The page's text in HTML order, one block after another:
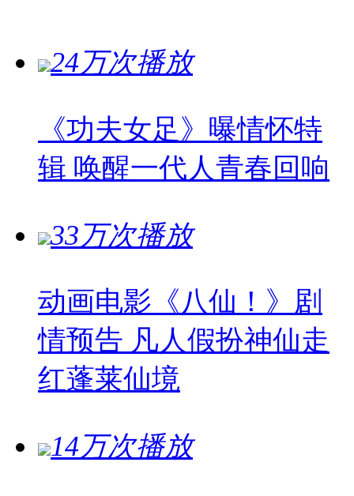
24万次播放
《功夫女足》曝情怀特
辑 唤醒一代人青春回响
33万次播放
动画电影《八仙！》剧
情预告 凡人假扮神仙走
红蓬莱仙境
14万次播放